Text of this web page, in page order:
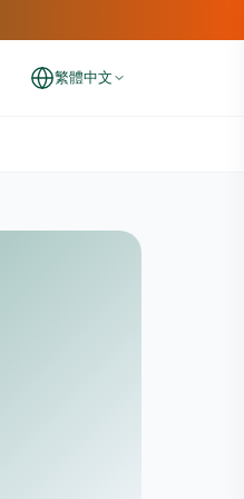
繁體中文